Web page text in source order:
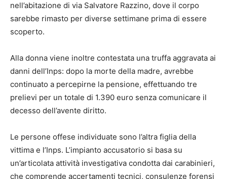
nell’abitazione di via Salvatore Razzino, dove il corpo
sarebbe rimasto per diverse settimane prima di essere
scoperto.
Alla donna viene inoltre contestata una truffa aggravata ai
danni dell’Inps: dopo la morte della madre, avrebbe
continuato a percepirne la pensione, effettuando tre
prelievi per un totale di 1.390 euro senza comunicare il
decesso dell’avente diritto.
Le persone offese individuate sono l’altra figlia della
vittima e l’Inps. L’impianto accusatorio si basa su
un’articolata attività investigativa condotta dai carabinieri,
che comprende accertamenti tecnici, consulenze forensi